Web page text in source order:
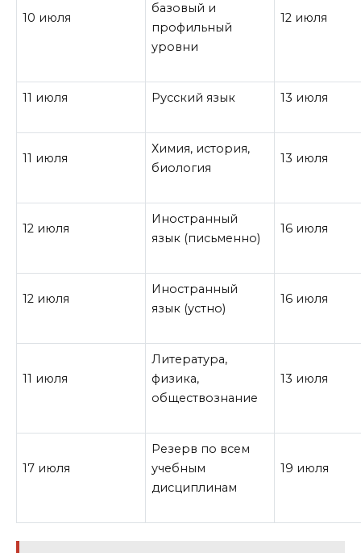
10 июля
базовый и
профильный
уровни
12 июля
11 июля Русский язык 13 июля
11 июля
Химия, история,
биология
13 июля
12 июля
Иностранный
язык (письменно)
16 июля
12 июля
Иностранный
язык (устно)
16 июля
11 июля
Литература,
физика,
обществознание
13 июля
17 июля
Резерв по всем
учебным
дисциплинам
19 июля